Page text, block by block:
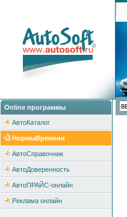
Online программы
АвтоКаталог
НормыВремени
АвтоСправочник
АвтоДоверенность
АвтоПРАЙС-онлайн
Реклама онлайн